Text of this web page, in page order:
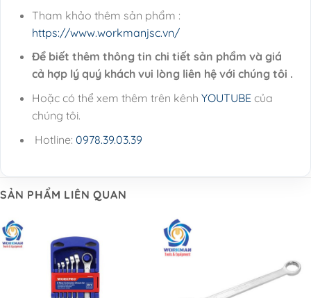
Tham khảo thêm sản phẩm :
https://www.workmanjsc.vn/
Để biết thêm thông tin chi tiết sản phẩm và giá
cả hợp lý quý khách vui lòng liên hệ với chúng tôi .
Hoặc có thể xem thêm trên kênh YOUTUBEcủa
chúng tôi.
Hotline: 0978.39.03.39
SẢN PHẨM LIÊN QUAN